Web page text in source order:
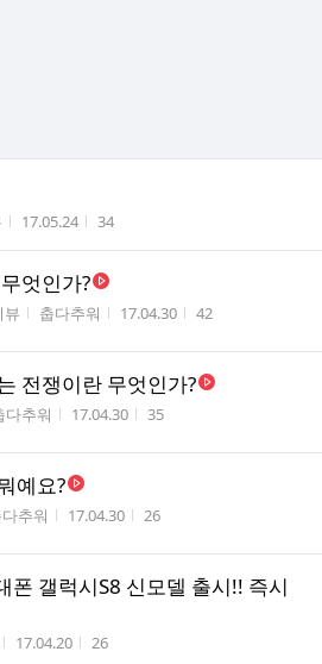
작성시간
17.05.24 조회수
34
엇인가?
뷰 작성자
춥다추워 작성시간
17.04.30 조회수
42
전쟁이란 무엇인가?
성자
다추워 작성시간
17.04.30 조회수
35
예요?
자
추워 작성시간
17.04.30 조회수
26
폰 갤럭시S8 신모델 출시!! 즉시
작성시간
17.04.20 조회수
26